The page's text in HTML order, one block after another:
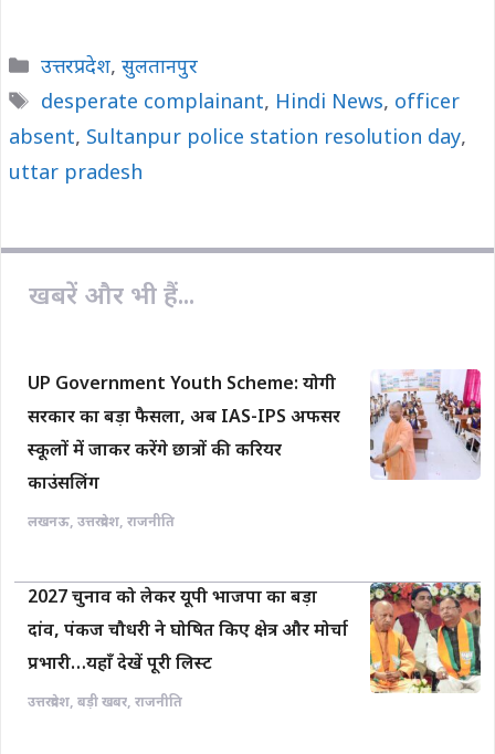
e
b
o
o
t
s
A
p
y
L
i
l
e
Categories
उत्तरप्रदेश, सुलतानपुर
Tags
desperate complainant, Hindi News, officer
absent, Sultanpur police station resolution day,
uttar pradesh
खबरें और भी हैं...
UP Government Youth Scheme: योगी
सरकार का बड़ा फैसला, अब IAS-IPS अफसर
स्कूलों में जाकर करेंगे छात्रों की करियर
काउंसलिंग
लखनऊ, उत्तरप्रदेश, राजनीति
2027 चुनाव को लेकर यूपी भाजपा का बड़ा
दांव, पंकज चौधरी ने घोषित किए क्षेत्र और मोर्चा
प्रभारी…यहाँ देखें पूरी लिस्ट
उत्तरप्रदेश, बड़ी खबर, राजनीति